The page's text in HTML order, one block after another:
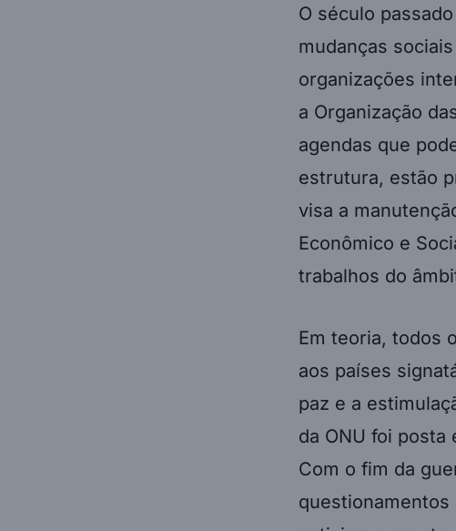
O século
mudanças
organizações
a Organização
agendas que
estrutura, estão
visa a
Econômico e
trabalhos do
Em teoria, todos
aos países
paz e a
da ONU foi posta
Com o fim da